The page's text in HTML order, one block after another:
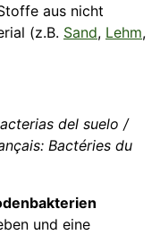
aus nicht
(z.B. Sand, Lehm,
del suelo /
Bactéries du
und eine